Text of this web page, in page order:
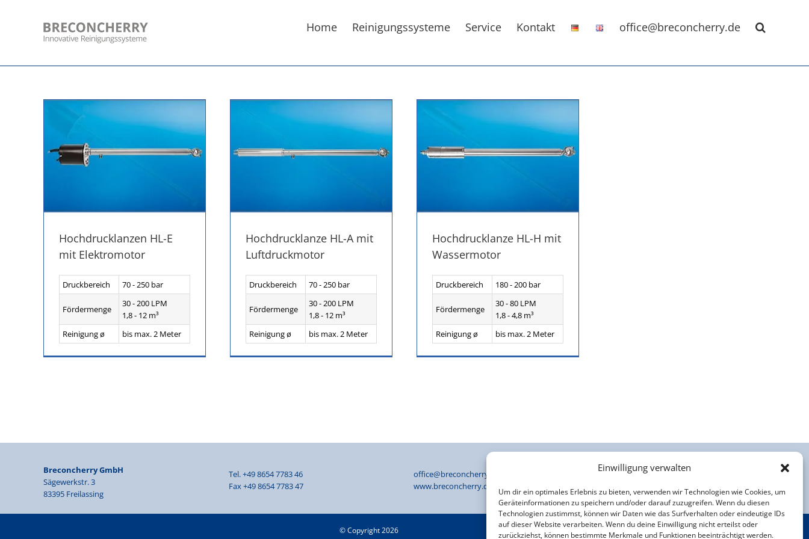
Einwilligung verwalten
Um dir ein optimales Erlebnis zu bieten, verwenden wir Technologien wie Cookies, um
Geräteinformationen zu speichern und/oder darauf zuzugreifen. Wenn du diesen
Technologien zustimmst, können wir Daten wie das Surfverhalten oder eindeutige IDs
auf dieser Website verarbeiten. Wenn du deine Einwilligung nicht erteilst oder
zurückziehst, können bestimmte Merkmale und Funktionen beeinträchtigt werden.
Home Reinigungssysteme Service Kontakt office@breconcherry.de
Hochdrucklanzen HL-E
mit Elektromotor
Druckbereich 70 - 250 bar
Fördermenge
30 - 200 LPM
1,8 - 12 m³
Reinigung ø
bis max. 2 Meter
Hochdrucklanze HL-A mit
Luftdruckmotor
Druckbereich 70 - 250 bar
Fördermenge
30 - 200 LPM
1,8 - 12 m³
Reinigung ø
bis max. 2 Meter
Hochdrucklanze HL-H mit
Wassermotor
Druckbereich 180 - 200 bar
Fördermenge
30 - 80 LPM
1,8 - 4,8 m³
Reinigung ø
bis max. 2 Meter
Breconcherry GmbH
Sägewerkstr. 3
83395 Freilassing
Tel. +49 8654 7783 46
Fax +49 8654 7783 47
office@breconcherry.de
www.breconcherry.de
Impressum
© Copyright 2026